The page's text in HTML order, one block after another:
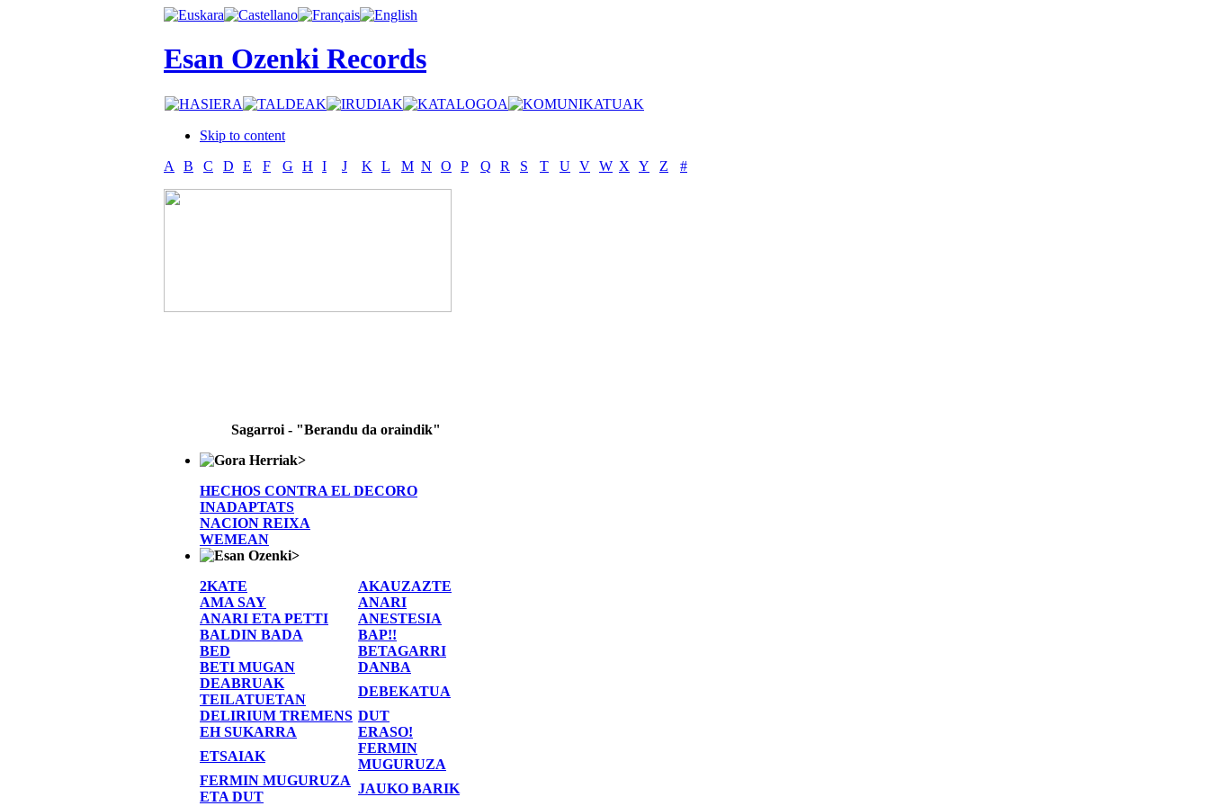
Esan Ozenki Records
Skip to content
A
B C D E F G H I J K L M N O P Q R S T U V W X Y Z #
Sagarroi - "Berandu da oraindik"
>
HECHOS CONTRA EL DECORO
INADAPTATS
NACION REIXA
WEMEAN
>
2KATE
AKAUZAZTE
AMA SAY
ANARI
ANARI ETA PETTI
ANESTESIA
BALDIN BADA
BAP!!
BED
BETAGARRI
BETI MUGAN
DANBA
DEABRUAK
TEILATUETAN
DEBEKATUA
DELIRIUM TREMENS DUT
EH SUKARRA
ERASO!
ETSAIAK
FERMIN
MUGURUZA
FERMIN MUGURUZA
ETA DUT
JAUKO BARIK